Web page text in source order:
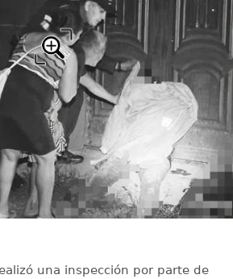
una inspección por parte de